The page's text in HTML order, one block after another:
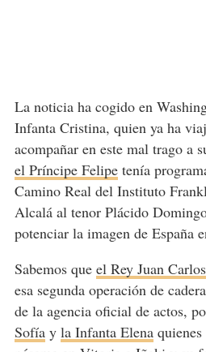
La noticia ha cogido en
Infanta Cristina, quien ya ha
acompañar en este mal trago a
el Príncipe Felipetenía
Camino Real del Instituto
Alcalá al tenor Plácido
potenciar la imagen de España
Sabemos que el Rey Juan
esa segunda operación de
de la agencia oficial de actos,
Sofíay la Infanta Elenaquienes